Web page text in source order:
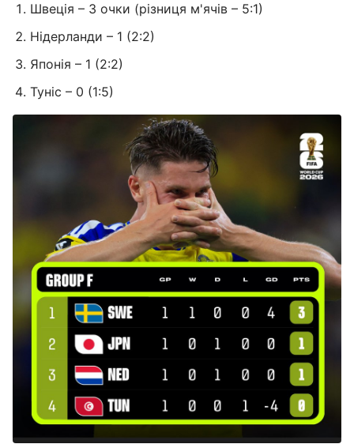
Швеція – 3 очки (різниця м'ячів – 5:1)
Нідерланди – 1 (2:2)
Японія – 1 (2:2)
Туніс – 0 (1:5)